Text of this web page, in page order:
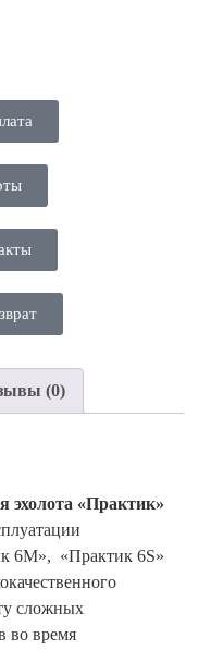
(0)
эхолота «Практик»
6М», «Практик 6S»
сложных
во время